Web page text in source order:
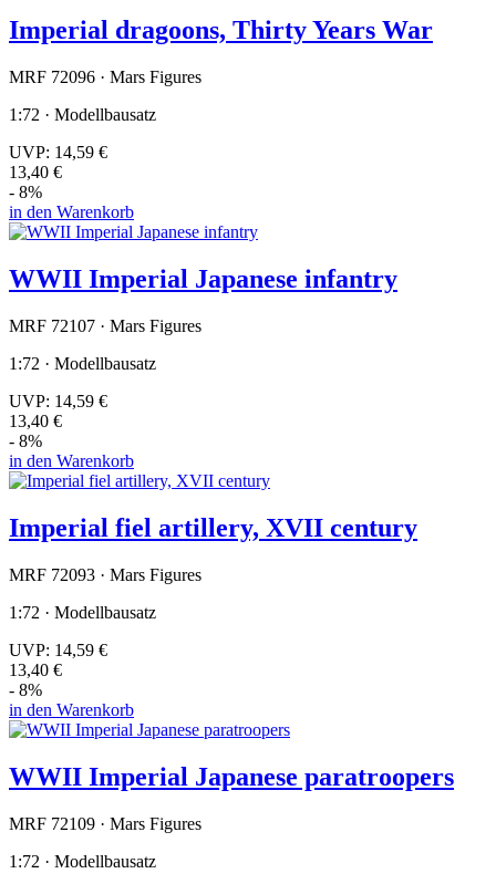
Imperial dragoons, Thirty Years War
MRF 72096 · Mars Figures
1:72 · Modellbausatz
UVP: 14,59 €
13,40 €
- 8%
in den Warenkorb
WWII Imperial Japanese infantry
MRF 72107 · Mars Figures
1:72 · Modellbausatz
UVP: 14,59 €
13,40 €
- 8%
in den Warenkorb
Imperial fiel artillery, XVII century
MRF 72093 · Mars Figures
1:72 · Modellbausatz
UVP: 14,59 €
13,40 €
- 8%
in den Warenkorb
WWII Imperial Japanese paratroopers
MRF 72109 · Mars Figures
1:72 · Modellbausatz